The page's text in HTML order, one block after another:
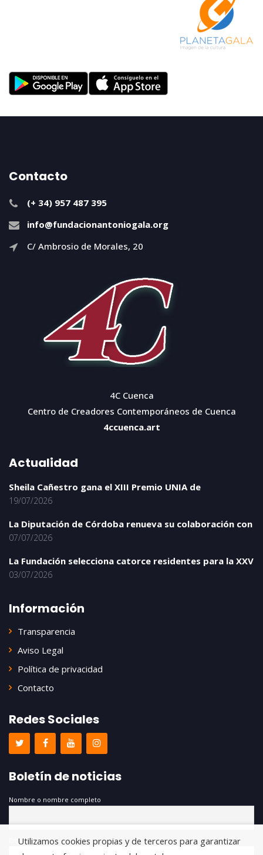
Contacto
(+ 34) 957 487 395
info@fundacionantoniogala.org
C/ Ambrosio de Morales, 20
4C Cuenca
Centro de Creadores Contemporáneos de Cuenca
4ccuenca.art
Actualidad
Sheila Cañestro gana el XIII Premio UNIA de
19/07/2026
La Diputación de Córdoba renueva su colaboración con
07/07/2026
La Fundación selecciona catorce residentes para la XXV
03/07/2026
Información
Transparencia
Aviso Legal
Política de privacidad
Contacto
Redes Sociales
Boletín de noticias
Nombre o nombre completo
Email
Utilizamos cookies propias y de terceros para garantizar